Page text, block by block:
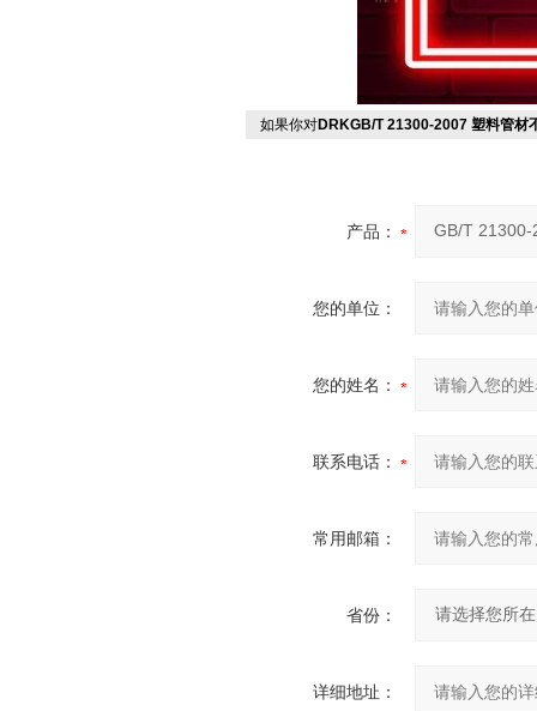
如果你对DRKGB/T 21300-2007 塑料管材
产品：
您的单位：
您的姓名：
联系电话：
常用邮箱：
省份：
详细地址：